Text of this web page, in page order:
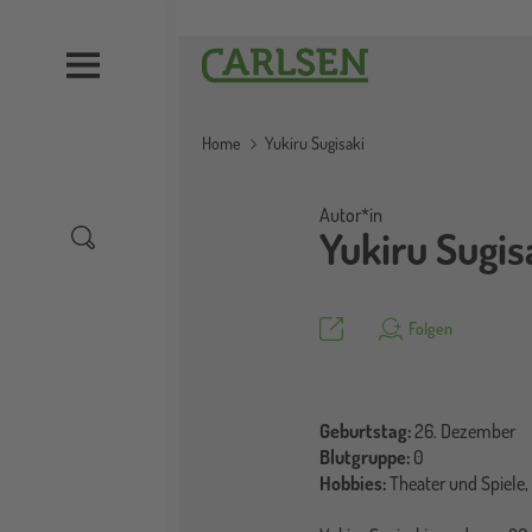
Carlsen
Home Yukiru Sugisaki
Yukiru
Autor*in
Teilen Folgen
Geburtstag:26. Dezember
Blutgruppe: 0
Hobbies:Theater und